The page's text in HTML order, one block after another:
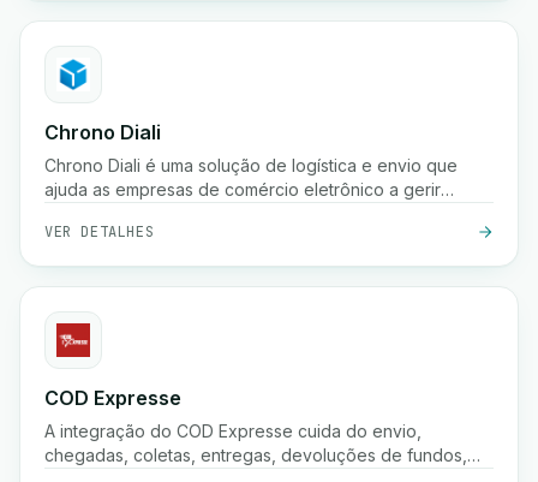
Chrono Diali
Chrono Diali é uma solução de logística e envio que
ajuda as empresas de comércio eletrônico a gerir
real e otimizar seus processos de atendimento com
facilidade.
VER DETALHES
COD Expresse
A integração do COD Expresse cuida do envio,
chegadas, coletas, entregas, devoluções de fundos,